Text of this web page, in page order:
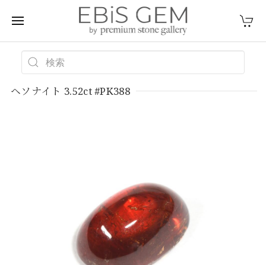
ヘソナイト 3.52ct #PK388